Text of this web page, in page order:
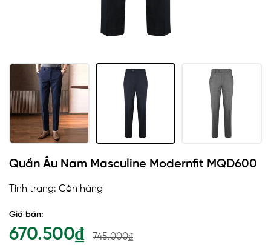
Quần Âu Nam Masculine Modernfit MQD600
Tình trạng: Còn hàng
Giá bán:
670.500₫ 745.000₫